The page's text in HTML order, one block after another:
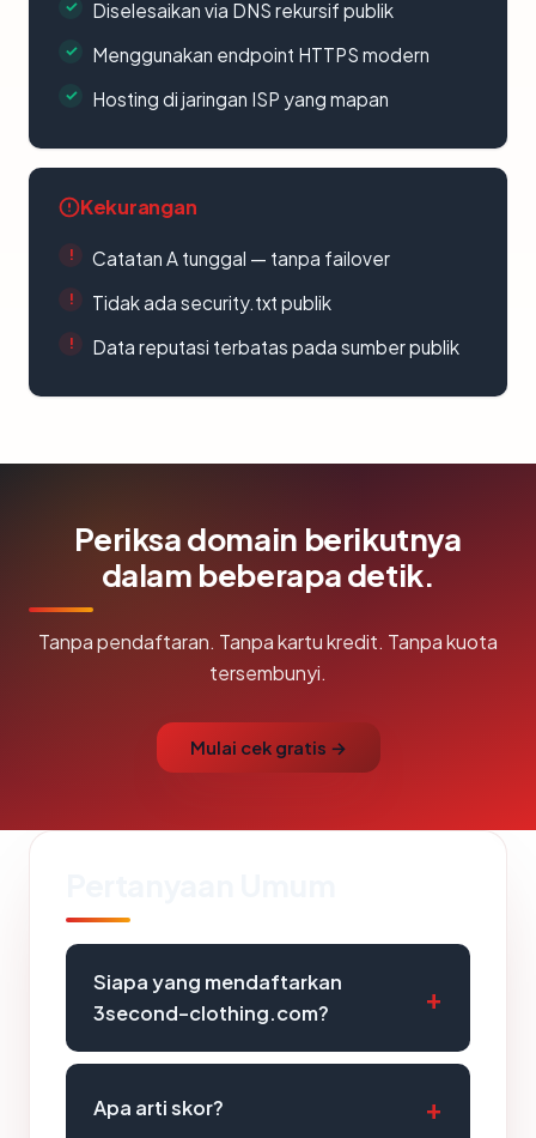
Diselesaikan via DNS rekursif publik
Menggunakan endpoint HTTPS modern
Hosting di jaringan ISP yang mapan
Kekurangan
Catatan A tunggal — tanpa failover
Tidak ada security.txt publik
Data reputasi terbatas pada sumber publik
Periksa domain berikutnya
dalam beberapa detik.
Tanpa pendaftaran. Tanpa kartu kredit. Tanpa kuota
tersembunyi.
Mulai cek gratis →
Siapa yang mendaftarkan
3second-clothing.com?
Apa arti skor?